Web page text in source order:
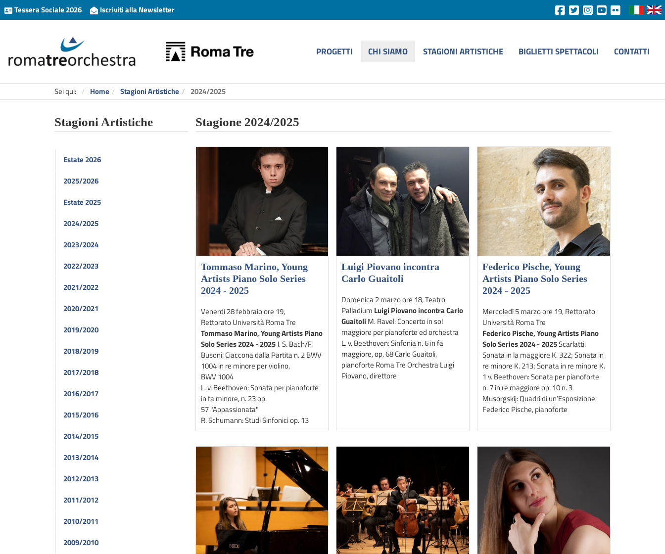
Tessera Sociale 2026 Iscriviti alla Newsletter
PROGETTI CHI SIAMO STAGIONI ARTISTICHE BIGLIETTI SPETTACOLI CONTATTI
Sei qui: Home Stagioni Artistiche 2024/2025
Stagioni Artistiche Stagione 2024/2025
Estate 2026
2025/2026
Estate 2025
2024/2025
2023/2024
2022/2023
2021/2022
2020/2021
2019/2020
2018/2019
2017/2018
2016/2017
2015/2016
2014/2015
2013/2014
2012/2013
2011/2012
2010/2011
2009/2010
Tommaso Marino, Young
Artists Piano Solo Series
2024 - 2025
Venerdì 28 febbraio ore 19,
Rettorato Università Roma Tre
Tommaso Marino, Young Artists Piano
Solo Series 2024 - 2025J. S. Bach/F.
Busoni: Ciaccona dalla Partita n. 2 BWV
1004 in re minore per violino,
BWV 1004
L. v. Beethoven: Sonata per pianoforte
in fa minore, n. 23 op.
57 "Appassionata"
R. Schumann: Studi Sinfonici op. 13
Luigi Piovano incontra
Carlo Guaitoli
Domenica 2 marzo ore 18, Teatro
Palladium Luigi Piovano incontra Carlo
Guaitoli M. Ravel: Concerto in sol
maggiore per pianoforte ed orchestra
L. v. Beethoven: Sinfonia n. 6 in fa
maggiore, op. 68 Carlo Guaitoli,
pianoforte Roma Tre Orchestra Luigi
Piovano, direttore
Federico Pische, Young
Artists Piano Solo Series
2024 - 2025
Mercoledì 5 marzo ore 19, Rettorato
Università Roma Tre
Federico Pische, Young Artists Piano
Solo Series 2024 - 2025Scarlatti:
Sonata in la maggiore K. 322; Sonata in
re minore K. 213; Sonata in re minore K.
1 v. Beethoven: Sonata per pianoforte
n. 7 in re maggiore op. 10 n. 3
Musorgskij: Quadri di un’Esposizione
Federico Pische, pianoforte